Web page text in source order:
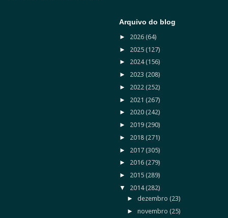
Arquivo do blog
► 2026 (64)
► 2025 (127)
► 2024(156)
► 2023 (208)
► 2022 (252)
► 2021 (267)
► 2020 (242)
► 2019 (290)
► 2018 (271)
► 2017 (305)
► 2016 (279)
► 2015 (289)
▼ 2014(282)
►dezembro(23)
►novembro(25)